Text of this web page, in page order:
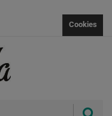
Cookies